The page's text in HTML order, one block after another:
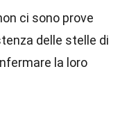
ci sono prove
delle stelle di
la loro